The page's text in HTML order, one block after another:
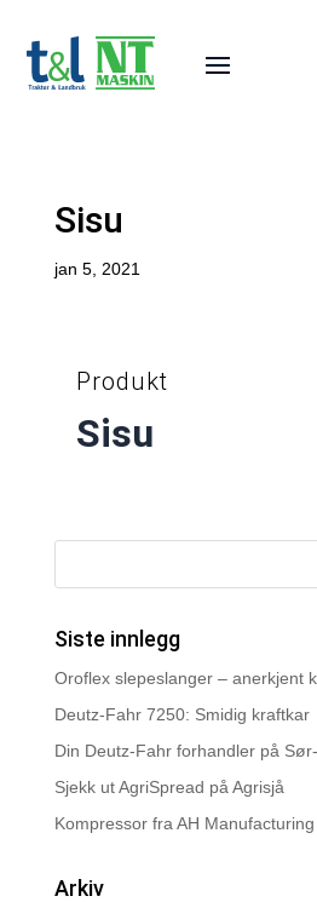
Sisu
jan 5, 2021
Produkt
Sisu
Siste innlegg
Oroflex slepeslanger – anerkjent
Deutz-Fahr 7250: Smidig kraftkar
Din Deutz-Fahr forhandler på
Sjekk ut AgriSpread på Agrisjå
Kompressor fra AH Manufacturing
Arkiv